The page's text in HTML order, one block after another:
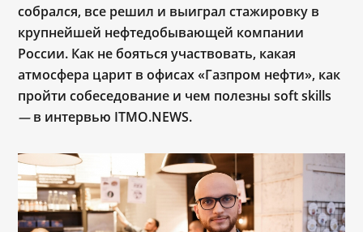
собрался, все решил и выиграл стажировку в
крупнейшей нефтедобывающей компании
России. Как не бояться участвовать, какая
атмосфера царит в офисах«Газпром нефти», как
пройти собеседование и чем полезны soft skills
—в интервью ITMO.NEWS.